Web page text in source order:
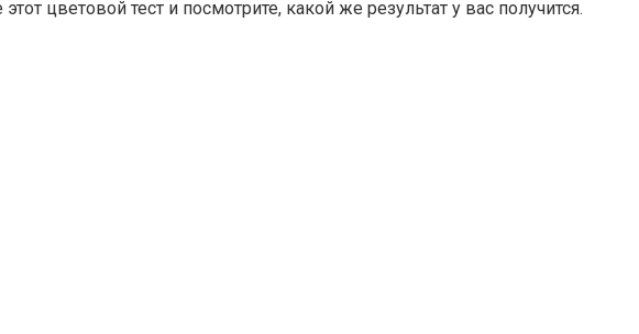
цветовой тест и посмотрите, какой же результат у вас получится.